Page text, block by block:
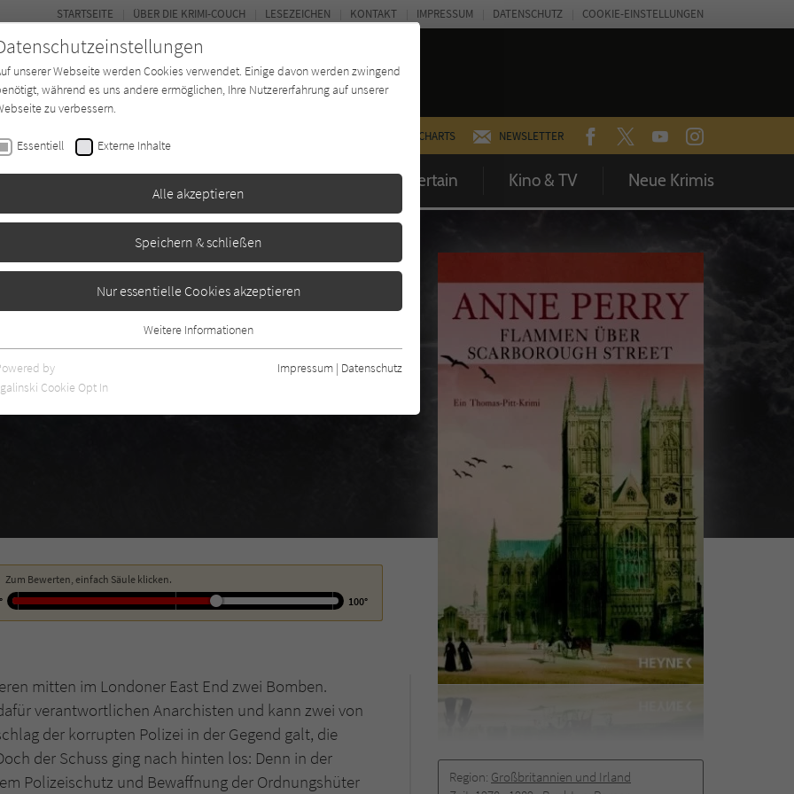
CHARTS NEWSLETTER FACEBOOKTWITTERYOUTUBEINSTAGRAM
Buchtyp Autor*in Magazin Entertain Kino & TV Neue Krimis
STARTSEITE ÜBER DIE KRIMI-COUCH LESEZEICHEN KONTAKT IMPRESSUM DATENSCHUTZ COOKIE-EINSTELLUNGEN
Street
Region: Großbritannien und Irland
Zum Bewerten, einfach Säule klicken.
100°
mitten im Londoner East End zwei Bomben.
verantwortlichen Anarchisten und kann zwei von
der korrupten Polizei in der Gegend galt, die
der Schuss ging nach hinten los: Denn in der
Polizeischutz und Bewaffnung der Ordnungshüter
unserer Webseite werden Cookies verwendet. Einige davon werden zwingend
während es uns andere ermöglichen, Ihre Nutzererfahrung auf unserer
zu verbessern.
Essentiell Externe Inhalte
Alle akzeptieren
Speichern & schließen
Nur essentielle Cookies akzeptieren
Essentielle Cookies werden für grundlegende Funktionen der Webseite
benötigt. Dadurch ist gewährleistet, dass die Webseite einwandfrei
funktioniert.
Zweck
Verwendung von Cookies auf dieser Website zu
speichern.
Anbieter Literatur-Couch Medien GmbH & Co. KG
Laufzeit 1 Jahr
Zweck Cookie für die Bewertung einzelner Buchtitel
hl=de).
Weitere Informationen
by
Cookie Opt In
Impressum | Datenschutz